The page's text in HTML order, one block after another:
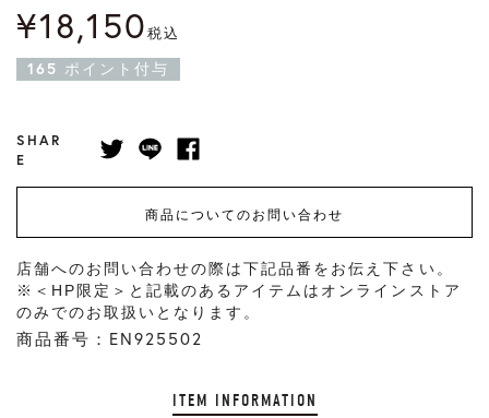
¥18,150税込
165 ポイント付与
SHAR
E
商品についてのお問い合わせ
店舗へのお問い合わせの際は下記品番をお伝え下さい。
※＜HP限定＞と記載のあるアイテムはオンラインストア
のみでのお取扱いとなります。
商品番号：EN925502
ITEM INFORMATION